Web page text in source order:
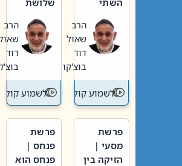
וערב של
חיינו
הרב
שאול
דוד
בוצ'קו
לשמוע קול תורה – מדרש
האבות
הרב
שאול
דוד
בוצ'קו
לשמוע קול
פרשת
מסעי |
הזיקה בין
פרשת
פנחס |
פנחס הוא